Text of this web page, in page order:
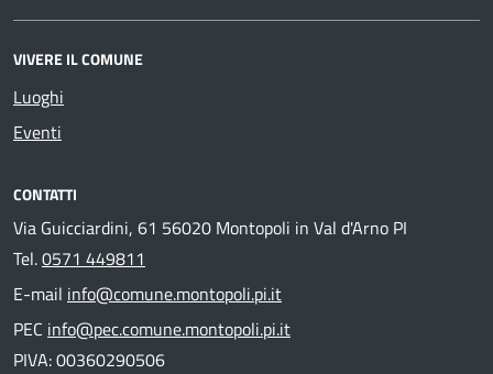
VIVERE IL COMUNE
Luoghi
Eventi
CONTATTI
Via Guicciardini, 61 56020 Montopoli in Val d'Arno PI
Tel.0571 449811
E-mail info@comune.montopoli.pi.it
PEC info@pec.comune.montopoli.pi.it
PIVA: 00360290506